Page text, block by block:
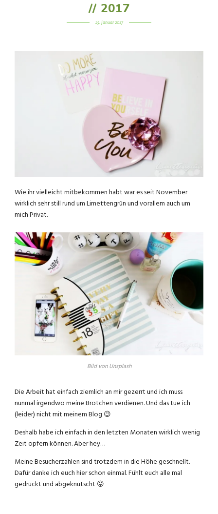
// 2017
25. Januar 2017
Wie ihr vielleicht mitbekommen habt war es seit November
wirklich sehr still rund um Limettengrün und vorallem auch um
mich Privat.
Bild von Unsplash
Die Arbeit hat einfach ziemlich an mir gezerrt und ich muss
nunmal irgendwo meine Brötchen verdienen. Und das tue ich
(leider) nicht mit meinem Blog 😉
Deshalb habe ich einfach in den letzten Monaten wirklich wenig
Zeit opfern können. Aber hey…
Meine Besucherzahlen sind trotzdem in die Höhe geschnellt.
Dafür danke ich euch hier schon einmal. Fühlt euch alle mal
gedrückt und abgeknutscht 😛